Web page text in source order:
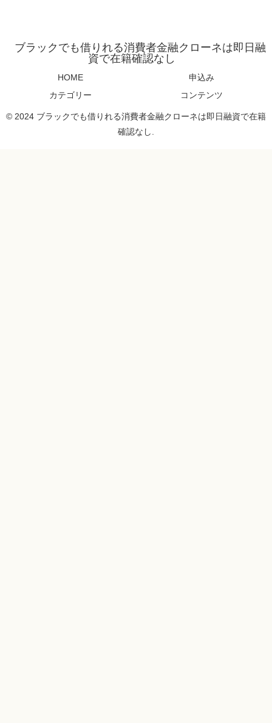
ブラックでも借りれる消費者金融クローネは即日融
資で在籍確認なし
HOME
申込み
カテゴリー
コンテンツ
© 2024 ブラックでも借りれる消費者金融クローネは即日融資で在籍
確認なし.